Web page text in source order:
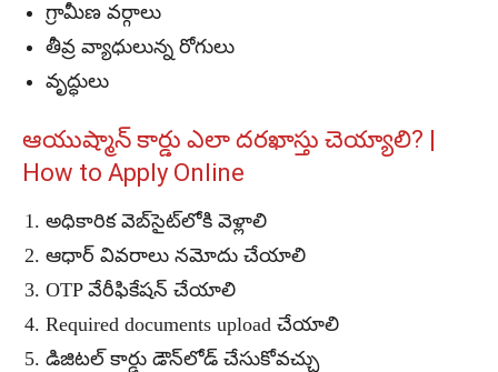
గ్రామీణ వర్గాలు
తీవ్ర వ్యాధులున్న రోగులు
వృద్ధులు
ఆయుష్మాన్ కార్డు ఎలా దరఖాస్తు చెయ్యాలి? |
How to Apply Online
అధికారిక వెబ్‌సైట్‌లోకి వెళ్లాలి
ఆధార్ వివరాలు నమోదు చేయాలి
OTP వేరీఫికేషన్ చేయాలి
Required documents upload చేయాలి
డిజిటల్ కార్డు డౌన్‌లోడ్ చేసుకోవచ్చు